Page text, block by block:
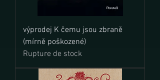
výprodej K čemu jsou zbraně
(mírně poškozené)
Rupture de stock